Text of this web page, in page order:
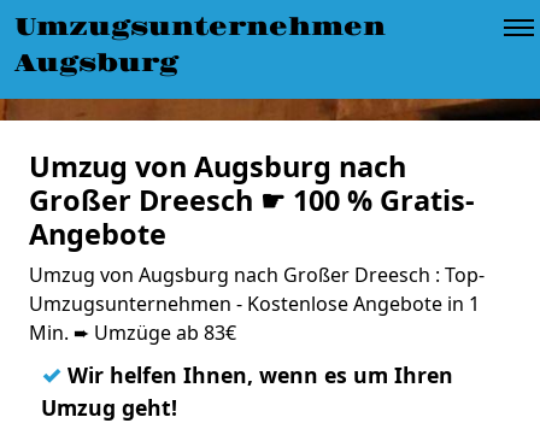
Umzugsunternehmen
Augsburg
Umzug von Augsburg nach
Großer Dreesch ☛ 100 % Gratis-
Angebote
Umzug von Augsburg nach Großer Dreesch : Top-
Umzugsunternehmen - Kostenlose Angebote in 1
Min. ➨ Umzüge ab 83€
✓ Wir helfen Ihnen, wenn es um Ihren
Umzug geht!